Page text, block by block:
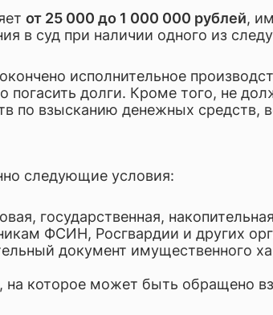
бизнеса и аутсорсинг
от 25 000 до 1 000 000 рублей,
в суд при наличии одного из
исполнительное
долги. Кроме того, не
по взысканию денежных средств,
следующие условия:
государственная,
ФСИН, Росгвардии и других
документ имущественного
на которое может быть обращено